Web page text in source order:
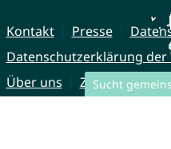
Sucht
Kontakt Presse
Datenschutzerklärung der
Über uns